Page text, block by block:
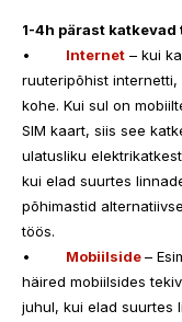
1-4h pärast katkevad
Internet – kui
ruuteripõhist internetti,
kohe. Kui sul on
SIM kaart, siis see
ulatusliku
kui elad suurtes
põhimastid
töös.
Mobiilside –
häired mobiilsides
juhul, kui elad suurtes